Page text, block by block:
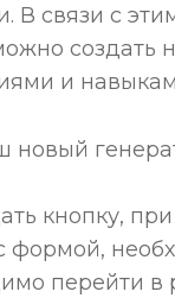
В связи с
создать
и
новый
кнопку,
перейти в